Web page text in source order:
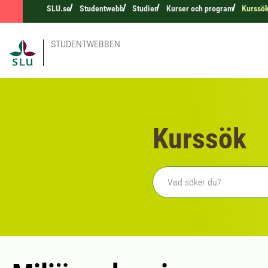
SLU.se Studentwebb Studier Kurser och program
STUDENTWEBBEN
Kurssök
Fritext sökning